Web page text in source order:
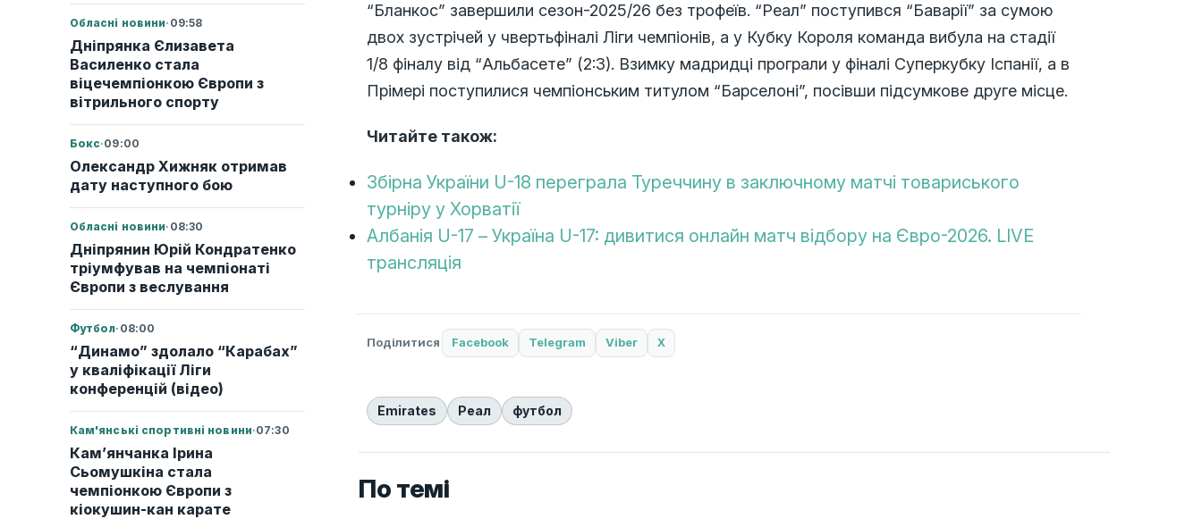
Обласні новини· 09:58
Дніпрянка Єлизавета
Василенко стала
віцечемпіонкою Європи з
вітрильного спорту
Бокс·09:00
Олександр Хижняк отримав
дату наступного бою
Обласні новини· 08:30
Дніпрянин Юрій Кондратенко
тріумфував на чемпіонаті
Європи з веслування
Футбол· 08:00
“Динамо” здолало “Карабах”
у кваліфікації Ліги
конференцій (відео)
Кам'янські спортивні новини·07:30
Кам’янчанка Ірина
Сьомушкіна стала
чемпіонкою Європи з
кіокушин-кан карате
“Бланкос” завершили сезон-2025/26 без трофеїв. “Реал” поступився “Баварії” за сумою
двох зустрічей у чвертьфіналі Ліги чемпіонів, а у Кубку Короля команда вибула на стадії
1/8 фіналу від “Альбасете” (2:3). Взимку мадридці програли у фіналі Суперкубку Іспанії, а в
Прімері поступилися чемпіонським титулом “Барселоні”, посівши підсумкове друге місце.
Читайте також:
Збірна України U-18 переграла Туреччину в заключному матчі товариського
турніру у Хорватії
Албанія U-17 – Україна U-17: дивитися онлайн матч відбору на Євро-2026. LIVE
трансляція
Поділитися Facebook Telegram Viber X
Emirates Реал футбол
По темі